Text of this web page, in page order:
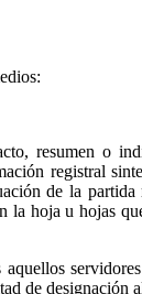
resumen o
registral
de la
hoja u hojas
de designación